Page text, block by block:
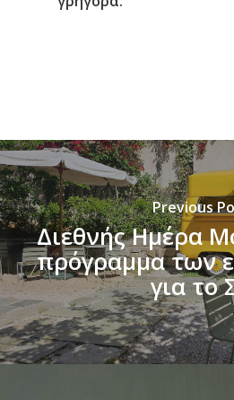
Previous
Διεθνής Ημέρα
πρόγραμμα των
για το